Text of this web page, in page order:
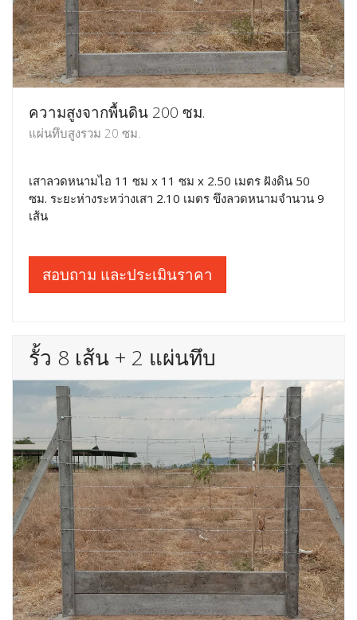
ความสูงจากพื้นดิน 200 ซม.
แผ่นทึบสูงรวม 20 ซม.
เสาลวดหนามไอ 11 ซม x 11 ซม x 2.50 เมตร ฝังดิน 50
ซม. ระยะห่างระหว่างเสา 2.10 เมตร ขึงลวดหนามจำนวน 9
เส้น
สอบถาม และประเมินราคา
รั้ว 8 เส้น + 2 แผ่นทึบ